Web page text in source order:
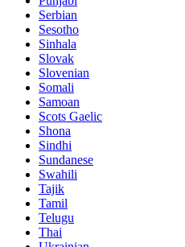
Serbian
Sesotho
Sinhala
Slovak
Slovenian
Somali
Samoan
Scots Gaelic
Shona
Sindhi
Sundanese
Swahili
Tajik
Tamil
Telugu
Thai